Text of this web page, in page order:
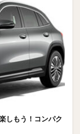
しもう！コンパク